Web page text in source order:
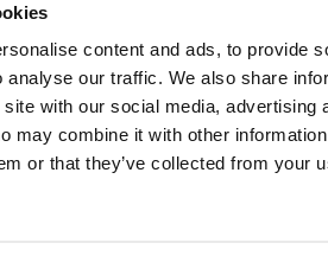
content and ads, to provide
analyse our traffic. We also share
with our social media, advertising
may combine it with other
or that they’ve collected from your